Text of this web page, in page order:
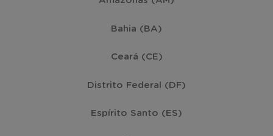
Bahia (BA)
Ceará (CE)
Distrito Federal (DF)
Espírito Santo (ES)